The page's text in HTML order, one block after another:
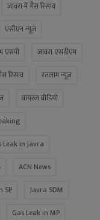
जावरा में गैस रिसाव
एसीएन न्यूज
एसपी
जावरा एसडीएम
रिसाव
रतलाम न्यूज
वायरल वीडियो
Leak in Javra
ACN News
SP
Javra SDM
Gas Leak in MP